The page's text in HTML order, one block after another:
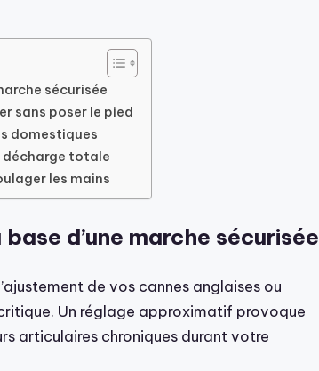
sécurisée
sans poser le pied
domestiques
décharge totale
les mains
d’une marche sécurisée
de vos cannes anglaises ou
Un réglage approximatif provoque
articulaires chroniques durant votre